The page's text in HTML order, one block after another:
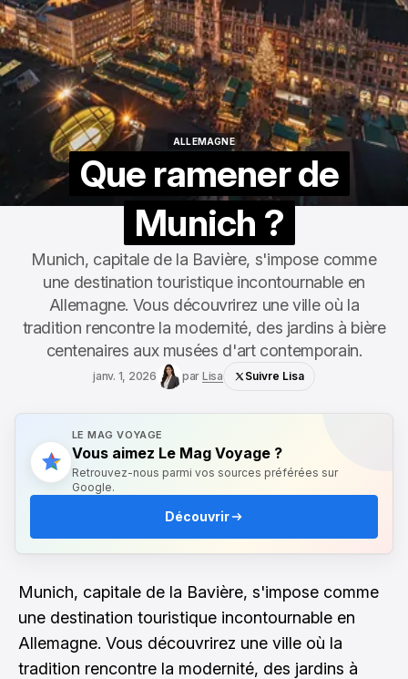
ALLEMAGNE
Que ramener de
Munich ?
Munich, capitale de la Bavière, s'impose comme
une destination touristique incontournable en
Allemagne. Vous découvrirez une ville où la
tradition rencontre la modernité, des jardins à bière
centenaires aux musées d'art contemporain.
janv. 1, 2026 par Lisa Suivre Lisa
LE MAG VOYAGE
Vous aimez Le Mag Voyage ?
Retrouvez-nous parmi vos sources préférées sur
Google.
Découvrir
Munich, capitale de la Bavière, s'impose comme
une destination touristique incontournable en
Allemagne. Vous découvrirez une ville où la
tradition rencontre la modernité, des jardins à